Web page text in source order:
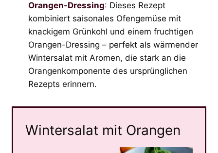
Orangen-Dressing: Dieses Rezept
kombiniert saisonales Ofengemüse mit
knackigem Grünkohl und einem fruchtigen
Orangen-Dressing – perfekt als wärmender
Wintersalat mit Aromen, die stark an die
Orangenkomponente des ursprünglichen
Rezepts erinnern.
Wintersalat mit Orangen